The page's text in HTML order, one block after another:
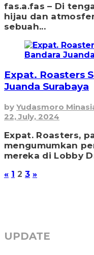
fas.a.fas – Di
hijau dan
sebuah...
Expat. Roasters
Juanda Surabaya
by Yudasmoro
22, July, 2024
Expat. Roasters,
mengumumkan
mereka di Lobby
« 1 2 3 »
UPDATE